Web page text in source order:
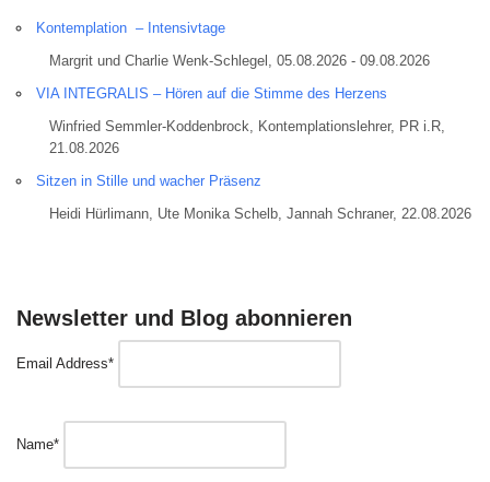
Kontemplation – Intensivtage
Margrit und Charlie Wenk-Schlegel, 05.08.2026 - 09.08.2026
VIA INTEGRALIS – Hören auf die Stimme des Herzens
Winfried Semmler-Koddenbrock, Kontemplationslehrer, PR i.R,
21.08.2026
Sitzen in Stille und wacher Präsenz
Heidi Hürlimann, Ute Monika Schelb, Jannah Schraner, 22.08.2026
Newsletter und Blog abonnieren
Email Address*
Name*